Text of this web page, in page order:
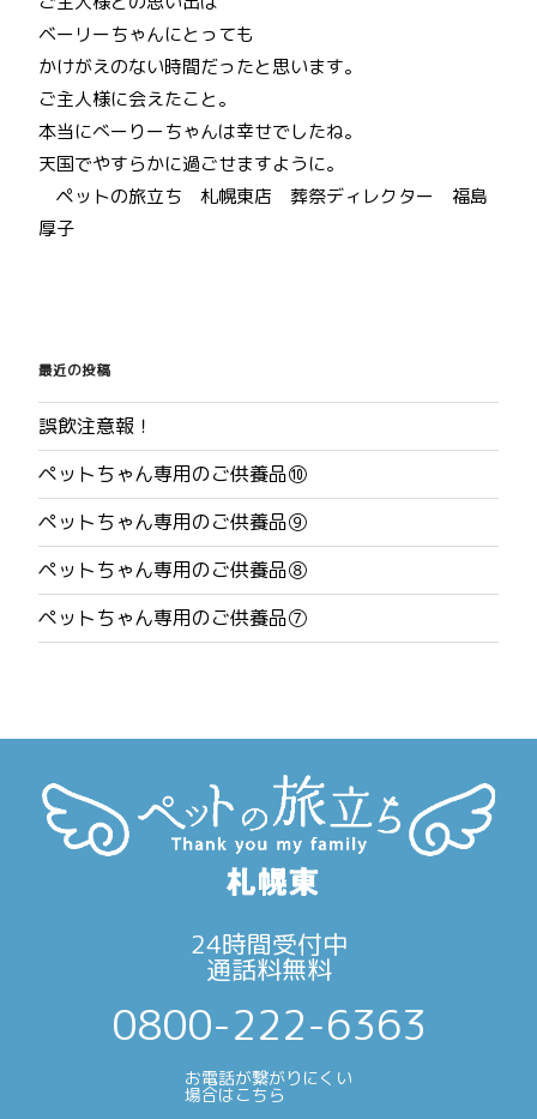
ベーリーちゃんにとっても
かけがえのない時間だったと思います。
ご主人様に会えたこと。
本当にべーりーちゃんは幸せでしたね。
天国でやすらかに過ごせますように。
ペットの旅立ち 札幌東店 葬祭ディレクター 福島
厚子
稿
ナ
ビ
ゲ
ー
シ
最近の投稿
誤飲注意報！
ペットちゃん専用のご供養品⑩
ペットちゃん専用のご供養品⑨
ペットちゃん専用のご供養品⑧
ペットちゃん専用のご供養品⑦
24時間受付中
通話料無料
0800-222-6363
お電話が繋がりにくい
場合はこちら